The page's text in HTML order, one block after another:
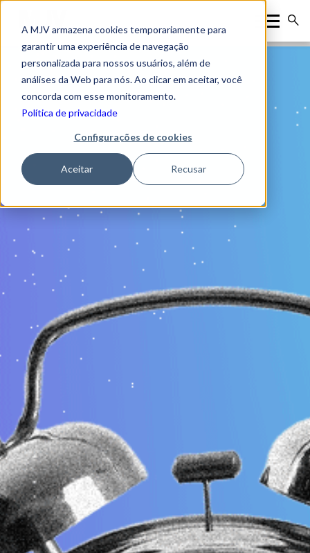
A MJV armazena cookies temporariamente para
garantir uma experiência de navegação
personalizada para nossos usuários, além de
análises da Web para nós. Ao clicar em aceitar, você
concorda com esse monitoramento.
Política de privacidade
Configurações de cookies
Aceitar Recusar